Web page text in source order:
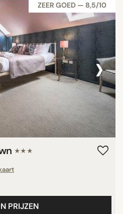
ZEER GOED — 8,5/10
›
★★★
PRIJZEN